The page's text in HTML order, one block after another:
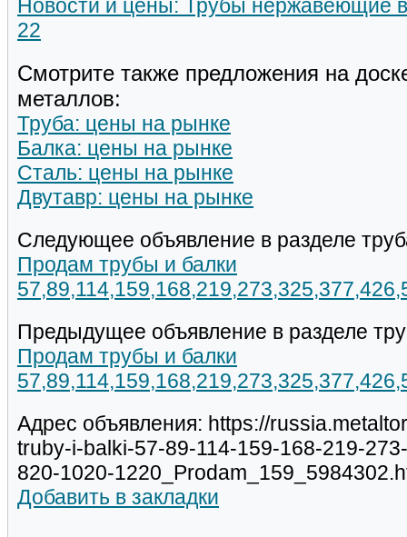
Новости и цены: Трубы нержавеющие
22
Смотрите также предложения на
металлов:
Труба: цены на рынке
Балка: цены на рынке
Сталь: цены на рынке
Двутавр: цены на рынке
Следующее объявление в разделе
Продам трубы и балки
Предыдущее объявление в разделе
Продам трубы и балки
Адрес объявления: https://
truby-i-balki-57-89-114-159-168-219-
820-1020-
Добавить в закладки